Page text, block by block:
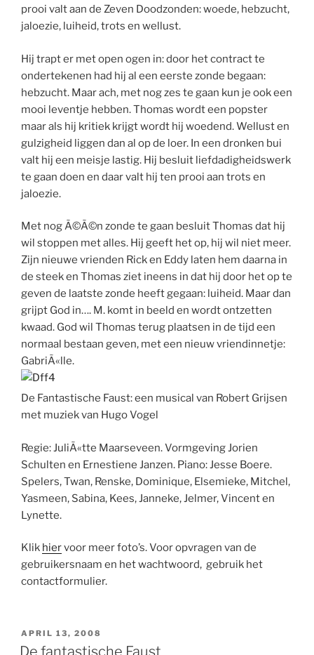
prooi valt aan de Zeven Doodzonden: woede, hebzucht,
jaloezie, luiheid, trots en wellust.
Hij trapt er met open ogen in: door het contract te
ondertekenen had hij al een eerste zonde begaan:
hebzucht. Maar ach, met nog zes te gaan kun je ook een
mooi leventje hebben. Thomas wordt een popster
maar als hij kritiek krijgt wordt hij woedend. Wellust en
gulzigheid liggen dan al op de loer. In een dronken bui
valt hij een meisje lastig. Hij besluit liefdadigheidswerk
te gaan doen en daar valt hij ten prooi aan trots en
jaloezie.
Met nog Ã©Ã©n zonde te gaan besluit Thomas dat hij
wil stoppen met alles. Hij geeft het op, hij wil niet meer.
Zijn nieuwe vrienden Rick en Eddy laten hem daarna in
de steek en Thomas ziet ineens in dat hij door het op te
geven de laatste zonde heeft gegaan: luiheid. Maar dan
grijpt God in…. M. komt in beeld en wordt ontzetten
kwaad. God wil Thomas terug plaatsen in de tijd een
normaal bestaan geven, met een nieuw vriendinnetje:
GabriÃ«lle.
De Fantastische Faust: een musical van Robert Grijsen
met muziek van Hugo Vogel
Regie: JuliÃ«tte Maarseveen. Vormgeving Jorien
Schulten en Ernestiene Janzen. Piano: Jesse Boere.
Spelers, Twan, Renske, Dominique, Elsemieke, Mitchel,
Yasmeen, Sabina, Kees, Janneke, Jelmer, Vincent en
Lynette.
Klik hiervoor meer foto’s. Voor opvragen van de
gebruikersnaam en het wachtwoord, gebruik het
contactformulier.
GEPLAATST
OP
APRIL 13, 2008
De fantastische Faust